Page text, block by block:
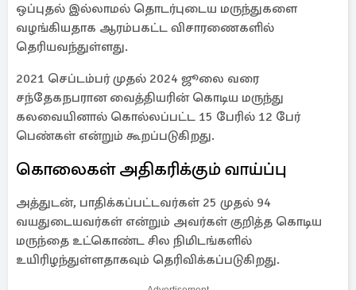
ஒப்புதல் இல்லாமல் தொடர்புடைய மருந்துகளை
வழங்கியதாக ஆரம்பகட்ட விசாரணைகளில்
தெரியவந்துள்ளது.
2021 செப்டம்பர் முதல் 2024 ஜூலை வரை
சந்தேகநபரான வைத்தியரின் கொடிய மருந்து
கலவையினால் கொல்லப்பட்ட 15 பேரில் 12 பேர்
பெண்கள் என்றும் கூறப்படுகிறது.
கொலைகள் அதிகரிக்கும் வாய்ப்பு
அத்துடன், பாதிக்கப்பட்டவர்கள் 25 முதல் 94
வயதுடையவர்கள் என்றும் அவர்கள் குறித்த கொடிய
மருந்தை உட்கொண்ட சில நிமிடங்களில்
உயிரிழந்துள்ளதாகவும் தெரிவிக்கப்படுகிறது.